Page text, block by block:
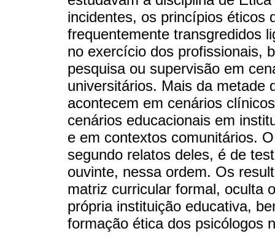
incidentes, os princípios éticos
frequentemente transgredidos
no exercício dos profissionais,
pesquisa ou supervisão em
universitários. Mais da metade
acontecem em cenários
cenários educacionais em
e em contextos comunitários.
segundo relatos deles, é de
ouvinte, nessa ordem. Os
matriz curricular formal, oculta
própria instituição educativa,
formação ética dos psicólogos